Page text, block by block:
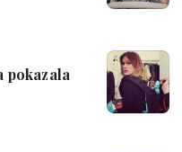
pokazala